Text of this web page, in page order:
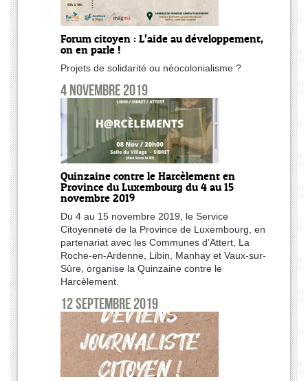
Forum citoyen : L’aide au développement,
on en parle !
Projets de solidarité ou néocolonialisme ?
4 novembre 2019
Quinzaine contre le Harcèlement en
Province du Luxembourg du 4 au 15
novembre 2019
Du 4 au 15 novembre 2019, le Service
Citoyenneté de la Province de Luxembourg, en
partenariat avec les Communes d’Attert, La
Roche-en-Ardenne, Libin, Manhay et Vaux-sur-
Sûre, organise la Quinzaine contre le
Harcèlement.
12 septembre 2019